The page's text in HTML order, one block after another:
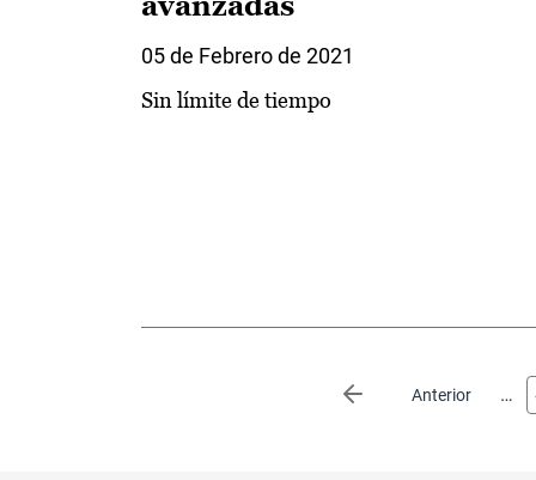
05 de Febrero de 2021
Sin límite de tiempo
Anterior
Página anterior …